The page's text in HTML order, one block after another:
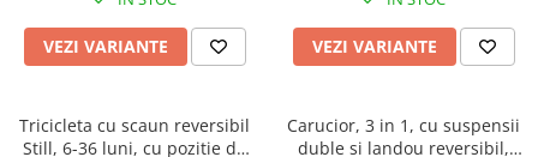
Bluze, pieptarase, mentite
Ciorapi
Bluze, pieptarase, mentite
Pantaloni de exterior
Cos depozitare jucarii
Jocuri educative si de societate
Mingii
Incaltaminte de panza
VEZI VARIANTE VEZI VARIANTE
Tricicleta cu scaun reversibil
Still, 6-36 luni, cu pozitie de
Carucior, 3 in 1, cu suspensii
duble si landou reversibil,